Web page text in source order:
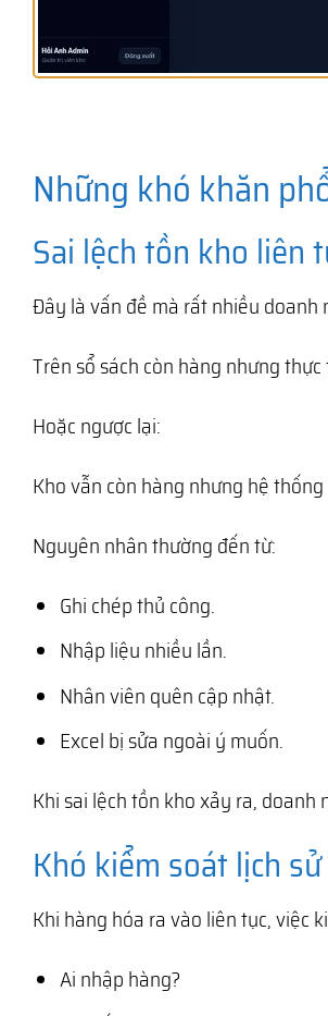
Những khó khăn
Sai lệch tồn kho liên
Đây là vấn đề mà rất nhiều doanh
Trên sổ sách còn hàng nhưng
Hoặc ngược lại:
Kho vẫn còn hàng nhưng hệ
Nguyên nhân thường đến từ:
Ghi chép thủ công.
Nhập liệu nhiều lần.
Nhân viên quên cập nhật.
Excel bị sửa ngoài ý muốn.
Khi sai lệch tồn kho xảy ra,
Khó kiểm soát lịch
Khi hàng hóa ra vào liên tục, việc
Ai nhập hàng?